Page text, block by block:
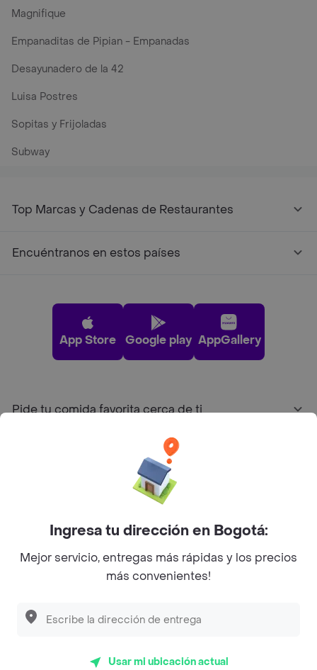
Magnifique
Empanaditas de Pipian - Empanadas
Desayunadero de la 42
Luisa Postres
Sopitas y Frijoladas
Subway
Top Marcas y Cadenas de Restaurantes
Encuéntranos en estos países
App Store Google play AppGallery
Pide tu comida favorita cerca de ti
Sobre Rappi
Facebook
Twitter
Instagram
©2026Rappi Inc. All rights reserved.
Ingresa tu dirección en Bogotá:
Mejor servicio, entregas más rápidas y los precios
más convenientes!
Usar mi ubicación actual